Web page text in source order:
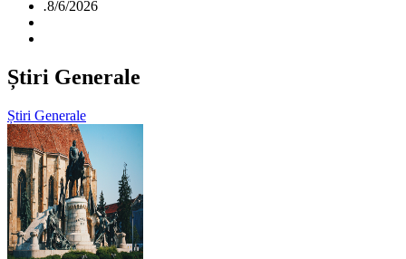
.8/6/2026
Știri Generale
Știri Generale